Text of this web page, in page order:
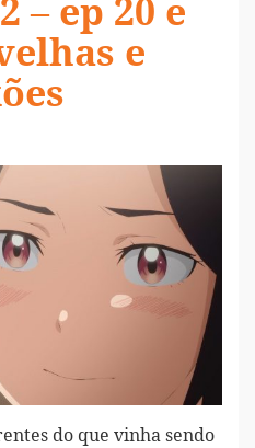
– ep 20 e
e
do que vinha sendo